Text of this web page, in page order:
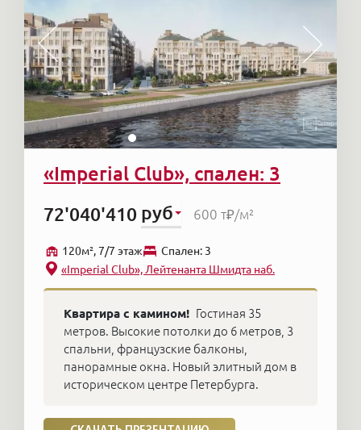
«Imperial Club», спален: 3
72'040'410 руб 600 т₽/м²
120м², 7/7 этаж
Cпален: 3
«Imperial Club», Лейтенанта Шмидта наб.
Квартира с камином! Гостиная 35
метров. Высокие потолки до 6 метров, 3
спальни, французские балконы,
панорамные окна. Новый элитный дом в
историческом центре Петербурга.